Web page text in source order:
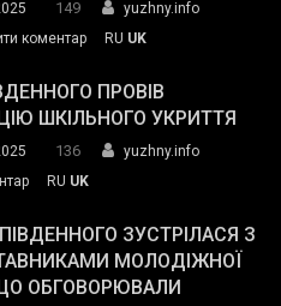
силових
та
органів:
«Наш
спільний
окупанти.
Маємо
діяти
149
yuzhny.info
коментарon
ДСНС
власноруч
пожежу
у
RU UK
ПРОВІВ
ШКІЛЬНОГО УКРИТТЯ
136
yuzhny.info
до
Південного
провів
інспекцію
RU UK
ЗУСТРІЛАСЯ З
МОЛОДІЖНОЇ
ОБГОВОРЮВАЛИ